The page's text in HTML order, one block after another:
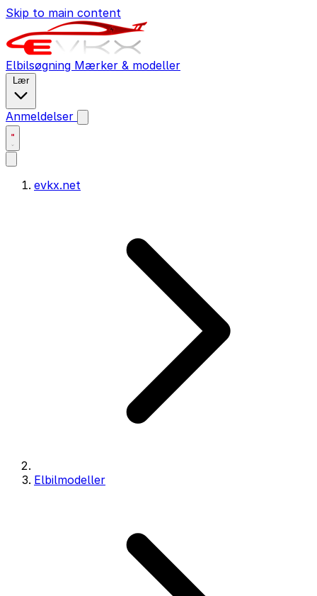
Skip to main content
Elbilsøgning Mærker & modeller
Lær
Anmeldelser
evkx.net
Elbilmodeller